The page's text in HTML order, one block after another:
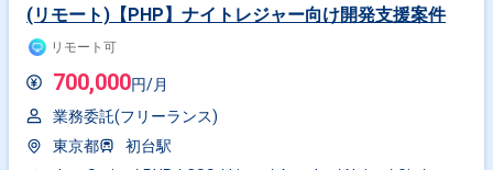
解決に積極的に関与できる方を歓迎します。 【ポジションの魅力】 既存
自社システムの運用・保守から改修まで幅広い工程に関わることができ、
フルスタックなスキルを活かしていただけます。AIツールを活用した開発
アップを図れる環境です。技術的負債の解消やアーキテクチャ改善など、
上流からの技術的な改善提案にも携わることができます。 【開発環境】
PythonおよびReactを用いたWebアプリケーション開発環境となります。
用いたモダンなチーム開発を行っています。AIエディター（Cursorもしく
(リモート)【PHP】ナイトレジャー向け開発支援案件
リモート可
700,000円/月
業務委託(フリーランス)
東京都
初台駅